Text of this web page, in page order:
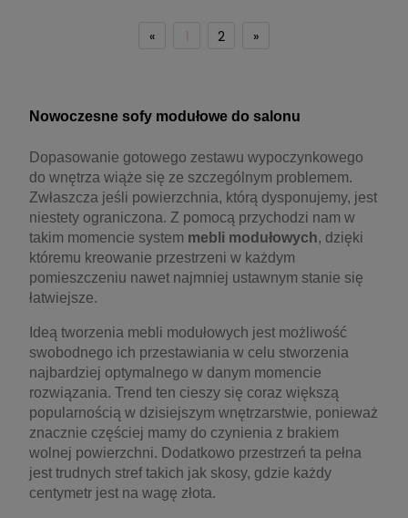
« 1 2 »
Nowoczesne sofy modułowe do salonu
Dopasowanie gotowego zestawu wypoczynkowego
do wnętrza wiąże się ze szczególnym problemem.
Zwłaszcza jeśli powierzchnia, którą dysponujemy, jest
niestety ograniczona. Z pomocą przychodzi nam w
takim momencie system mebli modułowych, dzięki
któremu kreowanie przestrzeni w każdym
pomieszczeniu nawet najmniej ustawnym stanie się
łatwiejsze.
Ideą tworzenia mebli modułowych jest możliwość
swobodnego ich przestawiania w celu stworzenia
najbardziej optymalnego w danym momencie
rozwiązania. Trend ten cieszy się coraz większą
popularnością w dzisiejszym wnętrzarstwie, ponieważ
znacznie częściej mamy do czynienia z brakiem
wolnej powierzchni. Dodatkowo przestrzeń ta pełna
jest trudnych stref takich jak skosy, gdzie każdy
centymetr jest na wagę złota.